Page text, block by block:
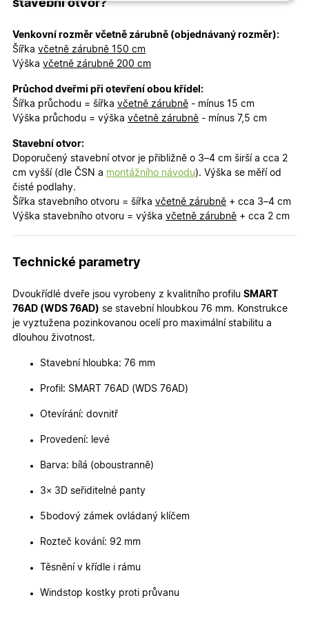
stavební otvor?
Venkovní rozměr včetně zárubně (objednávaný rozměr):
Šířka včetně zárubně 150 cm
Výška včetně zárubně 200 cm
Průchod dveřmi při otevření obou křídel:
Šířka průchodu = šířka včetně zárubně - mínus 15 cm
Výška průchodu = výška včetně zárubně - mínus 7,5 cm
Stavební otvor:
Doporučený stavební otvor je přibližně o 3–4 cm širší a cca 2
cm vyšší (dle ČSN a montážního návodu). Výška se měří od
čisté podlahy.
Šířka stavebního otvoru = šířka včetně zárubně + cca 3–4 cm
Výška stavebního otvoru = výška včetně zárubně + cca 2 cm
Technické parametry
Dvoukřídlé dveře jsou vyrobeny z kvalitního profilu SMART
76AD (WDS 76AD) se stavební hloubkou 76 mm. Konstrukce
je vyztužena pozinkovanou ocelí pro maximální stabilitu a
dlouhou životnost.
Stavební hloubka: 76 mm
Profil: SMART 76AD (WDS 76AD)
Otevírání: dovnitř
Provedení: levé
Barva: bílá (oboustranně)
3× 3D seřiditelné panty
5bodový zámek ovládaný klíčem
Rozteč kování: 92 mm
Těsnění v křídle i rámu
Windstop kostky proti průvanu
Nezbytně nutné
Analytické
Marketingové
Nezbytně nutné cookies
Analytické cookies
Marketingové cookies
Funkční cookies
Nezbytně nutné soubory cookie umožňují základní
udid .oknadverenamiru.cz
4
týdny
2 dny
Tento
se
X-Inspishop-User-
__cf_bm
ochrany osobních údajů společnosti Google